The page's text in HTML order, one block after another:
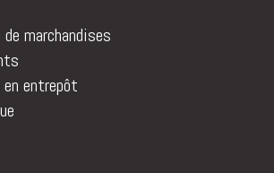
marchandises
entrepôt